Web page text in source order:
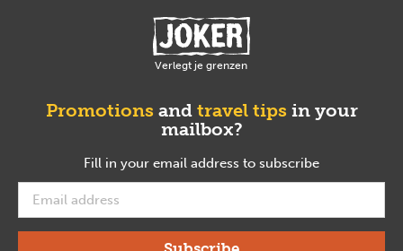
Verlegt je grenzen
Promotions and travel tips in your
mailbox?
Fill in your email address to subscribe